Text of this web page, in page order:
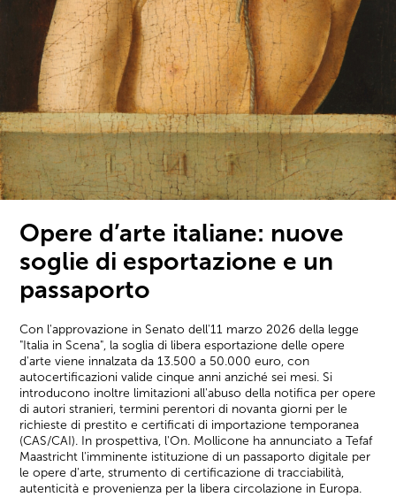
Opere d’arte italiane: nuove
soglie di esportazione e un
passaporto
Con l'approvazione in Senato dell'11 marzo 2026 della legge
"Italia in Scena", la soglia di libera esportazione delle opere
d'arte viene innalzata da 13.500 a 50.000 euro, con
autocertificazioni valide cinque anni anziché sei mesi. Si
introducono inoltre limitazioni all'abuso della notifica per opere
di autori stranieri, termini perentori di novanta giorni per le
richieste di prestito e certificati di importazione temporanea
(CAS/CAI). In prospettiva, l'On. Mollicone ha annunciato a Tefaf
Maastricht l'imminente istituzione di un passaporto digitale per
le opere d'arte, strumento di certificazione di tracciabilità,
autenticità e provenienza per la libera circolazione in Europa.